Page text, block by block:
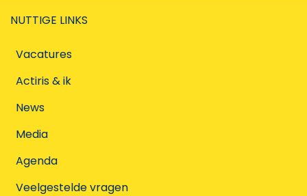
NUTTIGE LINKS
Vacatures
Actiris & ik
News
Media
Agenda
Veelgestelde vragen